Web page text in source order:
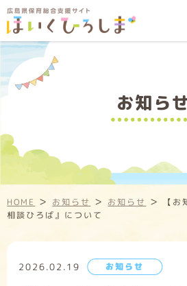
お知らせ
HOME > お知らせ > お知らせ > 【
相談ひろば』について
2026.02.19 お知らせ